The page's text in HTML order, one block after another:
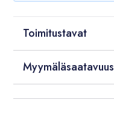
Toimitustavat
Myymäläsaatavuus